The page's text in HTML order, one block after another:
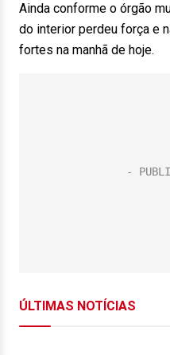
Ainda conforme o órgão
do interior perdeu força e
fortes na manhã de hoje.